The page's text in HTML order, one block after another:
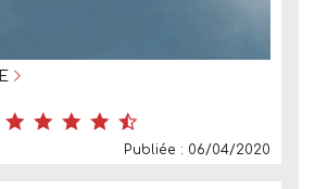
Publiée : 06/04/2020